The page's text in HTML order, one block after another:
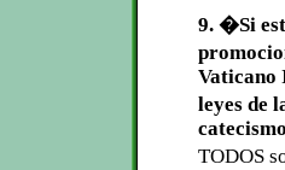
9. �Si
Vaticano
leyes de
TODOS